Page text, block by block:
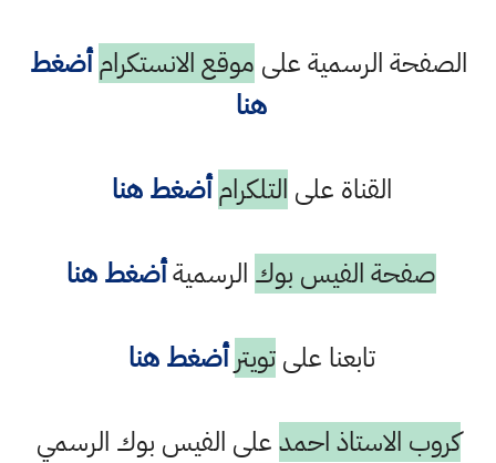
الصفحة الرسمية على موقع الانستكرام أضغط
هنا
القناة على التلكرام أضغط هنا
صفحة الفيس بوك الرسميةأضغط هنا
تابعنا علىتويتر أضغط هنا
كروب الاستاذ احمدعلى الفيس بوك الرسمي